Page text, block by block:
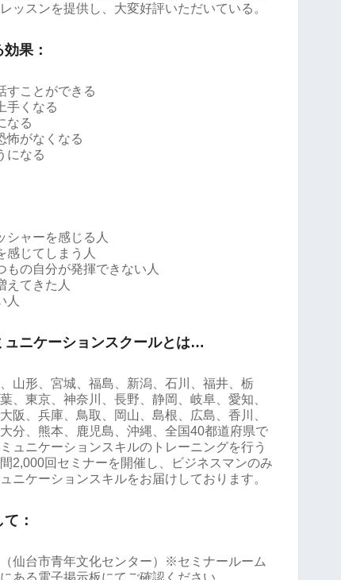
ッスンを提供し、大変好評いただいている。
果：
すことができる
手くなる
なる
怖がなくなる
になる
シャーを感じる人
感じてしまう人
の自分が発揮できない人
えてきた人
人
ュニケーションスクールとは…
山形、宮城、福島、新潟、石川、福井、栃
、東京、神奈川、長野、静岡、岐阜、愛知、
阪、兵庫、鳥取、岡山、島根、広島、香川、
分、熊本、鹿児島、沖縄、全国40都道府県で
ュニケーションスキルのトレーニングを行う
2,000回セミナーを開催し、ビジネスマンのみ
ニケーションスキルをお届けしております。
：
仙台市青年文化センター）※セミナールーム
ある電子掲示板にてご確認ください。